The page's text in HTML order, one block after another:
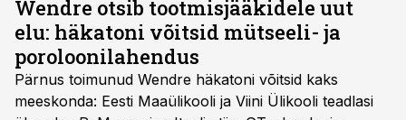
Wendre otsib tootmisjääkidele uut
elu: häkatoni võitsid mütseeli- ja
poroloonilahendus
Pärnus toimunud Wendre häkatoni võitsid kaks
meeskonda: Eesti Maaülikooli ja Viini Ülikooli teadlasi